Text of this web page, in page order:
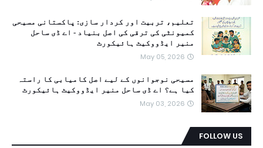
تعلیم، تربیت اور کردار سازی: پاکستانی مسیحی
کمیونٹی کی ترقی کی اصل بنیاد - اے ڈی ساحل
منیر ایڈووکیٹ ہائیکورٹ
May 05, 2026
مسیحی نوجوانوں کے لیے اصل کامیابی کا راستہ
کیا ہے؟ اے ڈی ساحل منیر ایڈووکیٹ ہائیکورٹ
May 03, 2026
FOLLOW US